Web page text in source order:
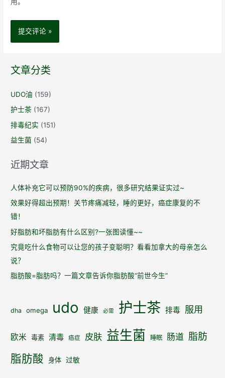
用。
文章分类
UDO油 (159)
护士茶 (167)
排毒纪实 (151)
益生菌 (54)
近期文章
人体补充它可以预防90%的疾病，很多研究结果证实过~
效果好得超出预期！关节疼痛减轻，睡的更好，癌症康复的不
错！
好脂肪和坏脂肪有什么区别?一张图读懂~~
究竟吃什么食物可以让您的孩子变聪明？看看加拿大的母亲怎么
说？
脂肪酸=脂肪吗？一篇文章告诉你脂肪酸“前世今生”
dha omega udo 健康 必需 护士茶 排毒 服用
欧米 毒素 清毒 癌症 皮肤 益生菌 睡眠 肠道 脂肪
脂肪酸 身体 过敏